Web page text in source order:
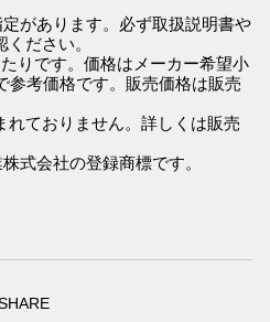
があります。必ず取扱説明書や
ださい。
りです。価格はメーカー希望小
参考価格です。販売価格は販売
ておりません。詳しくは販売
式会社の登録商標です。